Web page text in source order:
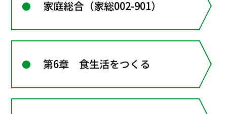
家庭総合（家総002-901）
第6章 食生活をつくる